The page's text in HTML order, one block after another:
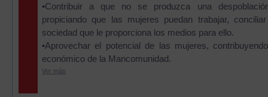
•Contribuir a que no se produzca una
propiciando que las mujeres puedan trabajar,
sociedad que le proporciona los medios para ello.
•Aprovechar el potencial de las mujeres,
económico de la Mancomunidad.
Ver más